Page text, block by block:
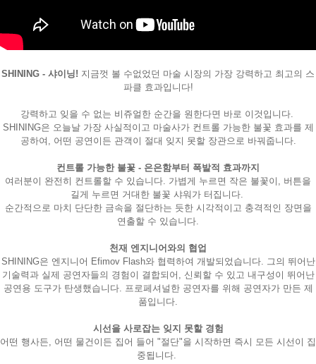
페이코 ID로
PAYCO 바로
SHINING - 샤이닝! 지금껏 볼 수없었던 마술 시장의 가장 강력하고 최고의 스
파클 효과입니다!
강력하고 잊을 수 없는 비쥬얼한 순간을 원한다면 바로 이것입니다.
SHINING은 오늘날 가장 사실적이고 마술사가 컨트롤 가능한 불꽃 효과를 제
공하여, 어떤 공연이든 관객이 절대 잊지 못할 장관으로 바꿔줍니다.
컨트롤 가능한 불꽃 - 은은함부터 폭발적 효과까지
여러분이 완전히 컨트롤할 수 있습니다. 가볍게 누르면 작은 불꽃이, 버튼을
길게 누르면 거대한 불꽃 샤워가 터집니다.
순간적으로 마치 단단한 금속을 절단하는 듯한 시각적이고 충격적인 장면을
연출할 수 있습니다.
천재 엔지니어와의 협업
SHINING은 엔지니어 Efimov Flash와 협력하여 개발되었습니다. 그의 뛰어난
기술력과 실제 공연자들의 경험이 결합되어, 신뢰할 수 있고 내구성이 뛰어난
공연용 도구가 탄생했습니다. 프로페셔널한 공연자를 위해 공연자가 만든 제
품입니다.
시선을 사로잡는 잊지 못할 경험
어떤 행사든, 어떤 물건이든 집어 들어 "절단"을 시작하면 즉시 모든 시선이 집
중됩니다.